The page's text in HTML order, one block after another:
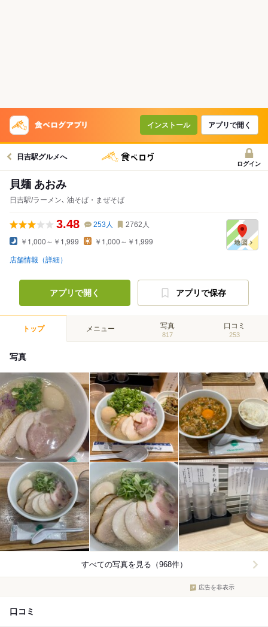
インストール アプリで開く
日吉駅グルメへ
ログイン
貝麺 あおみ
日吉駅/ラーメン､ 油そば・まぜそば
3.48 253人 2762 人
￥1,000～￥1,999 ￥1,000～￥1,999
店舗情報（詳細）
アプリで開く アプリで保存
トップ メニュー 写真
817
口コミ
253
写真
すべての写真を見る（968件）
広告を非表示
口コミ